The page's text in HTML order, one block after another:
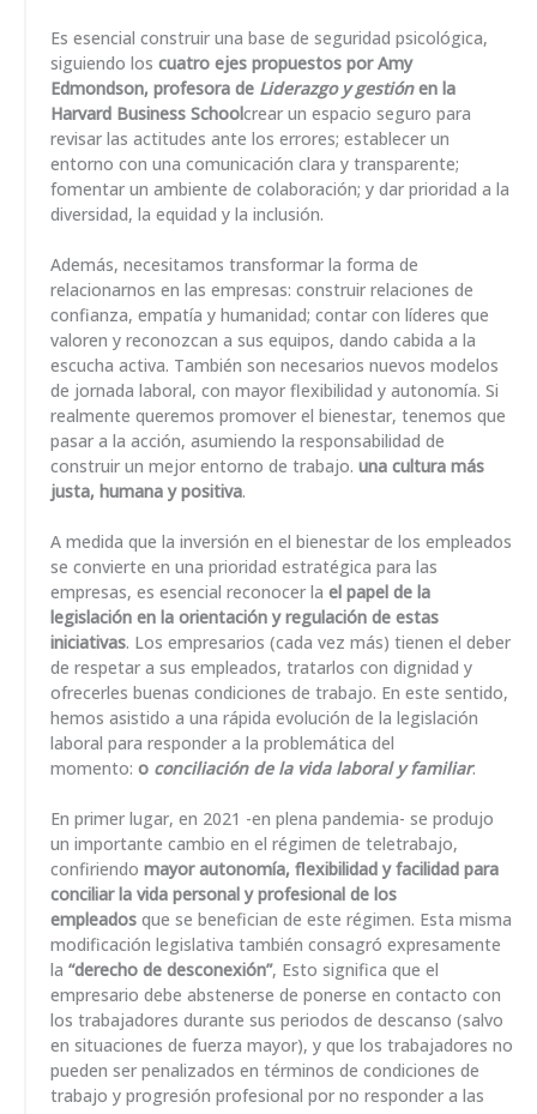
Es esencial construir una base de seguridad psicológica,
siguiendo los cuatro ejes propuestos por Amy
Edmondson, profesora de Liderazgo y gestiónen la
Harvard Business Schoolcrear un espacio seguro para
revisar las actitudes ante los errores; establecer un
entorno con una comunicación clara y transparente;
fomentar un ambiente de colaboración; y dar prioridad a la
diversidad, la equidad y la inclusión.
Además, necesitamos transformar la forma de
relacionarnos en las empresas: construir relaciones de
confianza, empatía y humanidad; contar con líderes que
valoren y reconozcan a sus equipos, dando cabida a la
escucha activa. También son necesarios nuevos modelos
de jornada laboral, con mayor flexibilidad y autonomía. Si
realmente queremos promover el bienestar, tenemos que
pasar a la acción, asumiendo la responsabilidad de
construir un mejor entorno de trabajo. una cultura más
justa, humana y positiva.
A medida que la inversión en el bienestar de los empleados
se convierte en una prioridad estratégica para las
empresas, es esencial reconocer la el papel de la
legislación en la orientación y regulación de estas
iniciativas. Los empresarios (cada vez más) tienen el deber
de respetar a sus empleados, tratarlos con dignidad y
ofrecerles buenas condiciones de trabajo. En este sentido,
hemos asistido a una rápida evolución de la legislación
laboral para responder a la problemática del
momento: o conciliación de la vida laboral y familiar.
En primer lugar, en 2021 -en plena pandemia- se produjo
un importante cambio en el régimen de teletrabajo,
confiriendo mayor autonomía, flexibilidad y facilidad para
conciliar la vida personal y profesional de los
empleados que se benefician de este régimen. Esta misma
modificación legislativa también consagró expresamente
la “derecho de desconexión”, Esto significa que el
empresario debe abstenerse de ponerse en contacto con
los trabajadores durante sus periodos de descanso (salvo
en situaciones de fuerza mayor), y que los trabajadores no
pueden ser penalizados en términos de condiciones de
trabajo y progresión profesional por no responder a las